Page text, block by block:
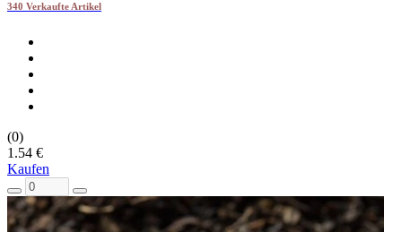
340 Verkaufte Artikel
(0)
1.54 €
Kaufen